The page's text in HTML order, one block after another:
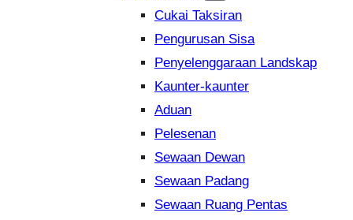
Cukai Taksiran
Pengurusan Sisa
Penyelenggaraan Landskap
Kaunter-kaunter
Aduan
Pelesenan
Sewaan Dewan
Sewaan Padang
Sewaan Ruang Pentas